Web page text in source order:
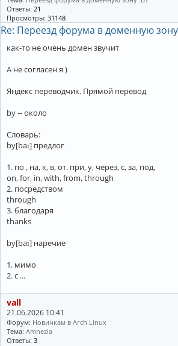
Ответы: 21
Просмотры: 31148
Re: Переезд форума в доменную зону
как-то не очень домен звучит
А не согласен я )
Яндекс переводчик. Прямой перевод
by -- около
Словарь:
by[baɪ] предлог
1. по , на, к, в, от. при, у, через, с, за, под,
on, for, in, with, from, through
2. посредством
through
3. благодаря
thanks
by[baɪ] наречие
1. мимо
2. с ...
vall
21.06.2026 10:41
Форум: Новичкам в Arch Linux
Тема: Amnezia
Ответы: 3